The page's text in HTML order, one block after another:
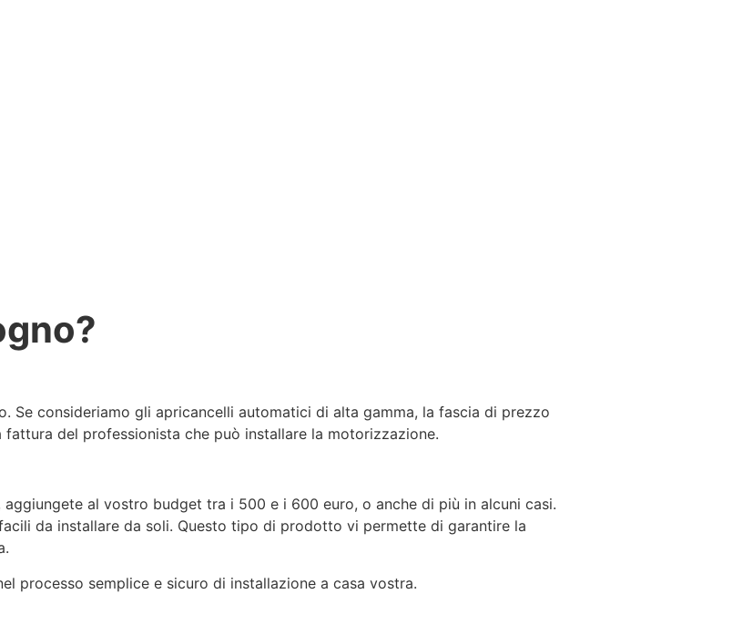
Se consideriamo gli apricancelli automatici di alta gamma, la fascia di prezzo
del professionista che può installare la motorizzazione.
al vostro budget tra i 500 e i 600 euro, o anche di più in alcuni casi.
da installare da soli. Questo tipo di prodotto vi permette di garantire la
processo semplice e sicuro di installazione a casa vostra.